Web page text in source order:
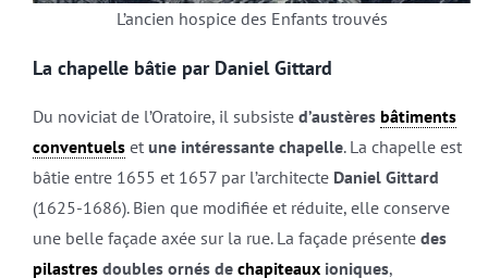
L’ancien hospice des Enfants trouvés
La chapelle bâtie par Daniel Gittard
Du noviciat de l’Oratoire, il subsiste d’austères bâtiments
conventuelset une intéressante chapelle. La chapelle est
bâtie entre 1655 et 1657 par l’architecte Daniel Gittard
(1625-1686). Bien que modifiée et réduite, elle conserve
une belle façade axée sur la rue. La façade présente des
pilastresdoubles ornés de chapiteauxioniques,